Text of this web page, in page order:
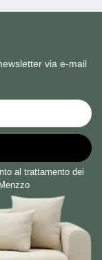
via e-mail
al trattamento dei